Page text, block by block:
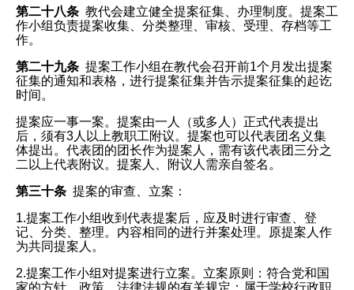
第二十八条 教代会建立健全提案征集、办理制度。提案工
作小组负责提案收集、分类整理、审核、受理、存档等工
作。
第二十九条 提案工作小组在教代会召开前1个月发出提案
征集的通知和表格，进行提案征集并告示提案征集的起讫
时间。
提案应一事一案。提案由一人（或多人）正式代表提出
后，须有3人以上教职工附议。提案也可以代表团名义集
体提出。代表团的团长作为提案人，需有该代表团三分之
二以上代表附议。提案人、附议人需亲自签名。
第三十条 提案的审查、立案：
1.提案工作小组收到代表提案后，应及时进行审查、登
记、分类、整理。内容相同的进行并案处理。原提案人作
为共同提案人。
2.提案工作小组对提案进行立案。立案原则：符合党和国
家的方针、政策、法律法规的有关规定；属于学校行政职